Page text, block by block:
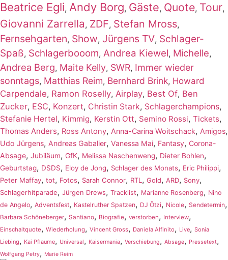
Beatrice Egli, Andy Borg, Gäste, Quote, Tour,
Giovanni Zarrella, ZDF, Stefan Mross,
Fernsehgarten, Show, Jürgens TV, Schlager-
Spaß, Schlagerbooom, Andrea Kiewel, Michelle,
Andrea Berg, Maite Kelly, SWR, Immer wieder
sonntags, Matthias Reim, Bernhard Brink, Howard
Carpendale, Ramon Roselly, Airplay, Best Of, Ben
Zucker, ESC, Konzert, Christin Stark, Schlagerchampions,
Stefanie Hertel, Kimmig, Kerstin Ott, Semino Rossi, Tickets,
Thomas Anders, Ross Antony, Anna-Carina Woitschack, Amigos,
Udo Jürgens, Andreas Gabalier, Vanessa Mai, Fantasy, Corona-
Absage, Jubiläum, GfK, Melissa Naschenweng, Dieter Bohlen,
Geburtstag, DSDS, Eloy de Jong, Schlager des Monats, Eric Philippi,
Peter Maffay, tot, Fotos, Sarah Connor, RTL , Gold, ARD, Sony,
Schlagerhitparade, Jürgen Drews, Tracklist, Marianne Rosenberg, Nino
de Angelo, Adventsfest, Kastelruther Spatzen, DJ Ötzi, Nicole, Sendetermin,
Barbara Schöneberger, Santiano, Biografie, verstorben, Interview,
Einschaltquote, Wiederholung, Vincent Gross, Daniela Alfinito, Live, Sonia
Liebing, Kai Pflaume, Universal, Kaisermania, Verschiebung, Absage, Pressetext,
Wolfgang Petry, Marie Reim